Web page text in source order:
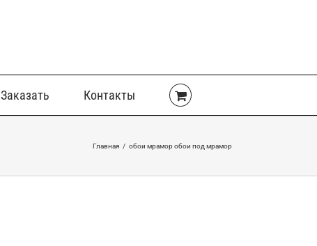
Заказать Контакты
Главная / обои мрамор обои под мрамор